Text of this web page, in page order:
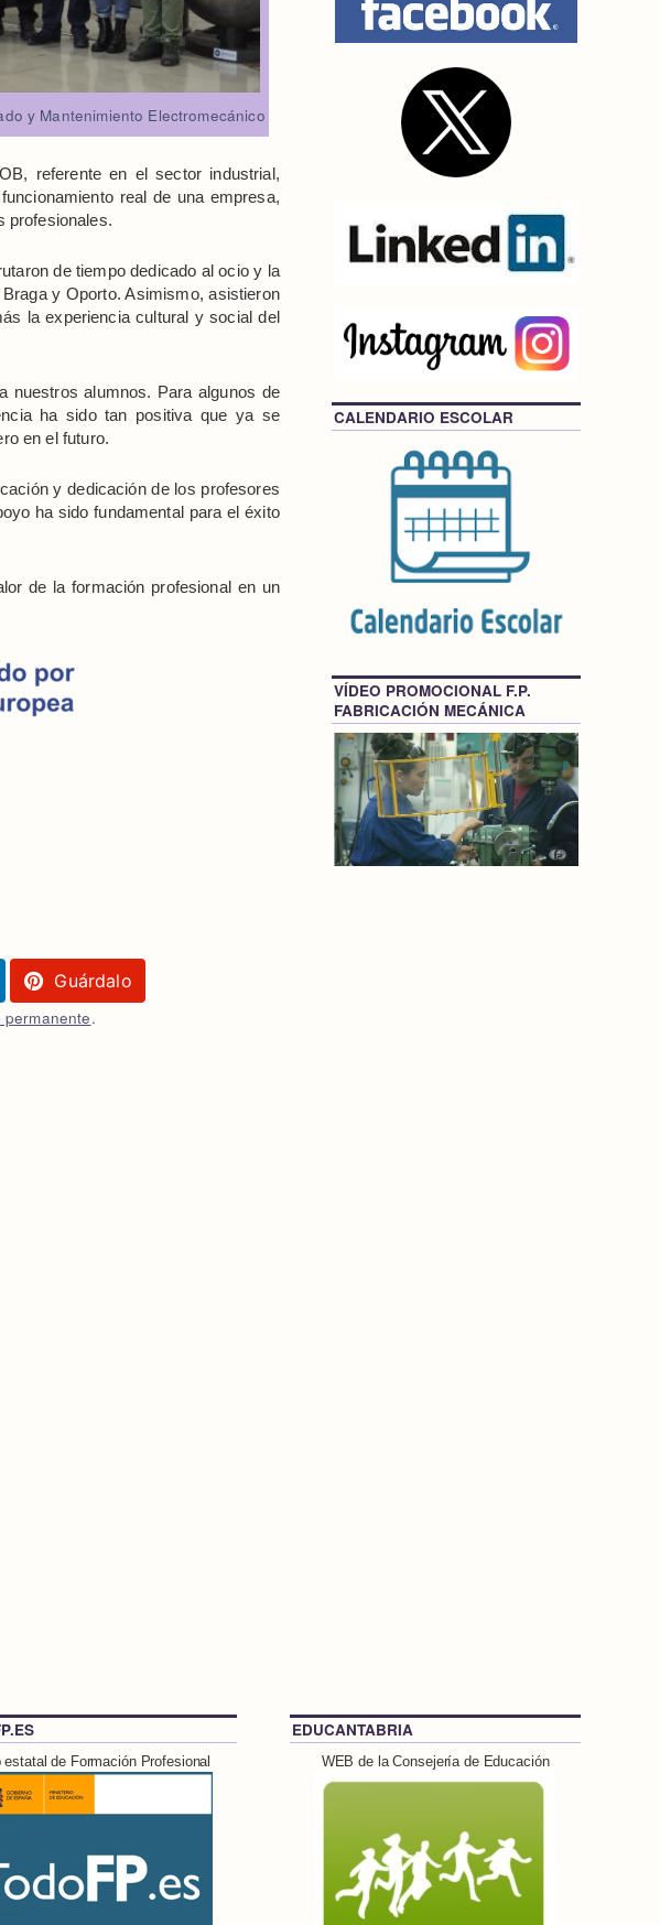
y Mantenimiento Electromecánico
referente en el sector industrial,
real de una empresa,
profesionales.
de tiempo dedicado al ocio y la
y Oporto. Asimismo, asistieron
la experiencia cultural y social del
nuestros alumnos. Para algunos de
ha sido tan positiva que ya se
en el futuro.
y dedicación de los profesores
ha sido fundamental para el éxito
de la formación profesional en un
Guárdalo
permanente.
CALENDARIO ESCOLAR
VÍDEO PROMOCIONAL F.P.
FABRICACIÓN MECÁNICA
estatal de Formación Profesional
EDUCANTABRIA
WEB de la Consejería de Educación